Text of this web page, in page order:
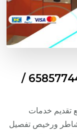
تفصيل مطابخ المنيوم الكويت / 65857744 /
تقديم خدمات
شاطر ورخيص تفصيل